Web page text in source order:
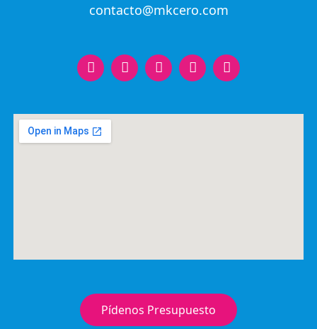
contacto@mkcero.com
Pídenos Presupuesto